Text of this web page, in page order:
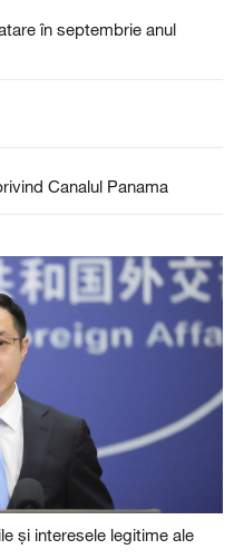
în septembrie anul
Canalul Panama
și interesele legitime ale